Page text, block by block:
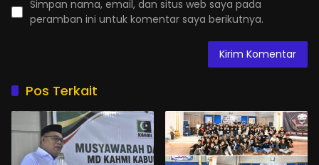
Simpan nama, email, dan situs web saya pada
peramban ini untuk komentar saya berikutnya.
Pos Terkait